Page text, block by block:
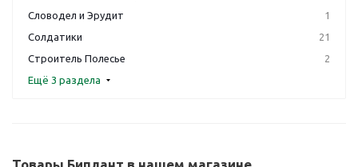
Словодел и Эрудит
1
Солдатики
21
Строитель Полесье
2
Ещё 3 раздела